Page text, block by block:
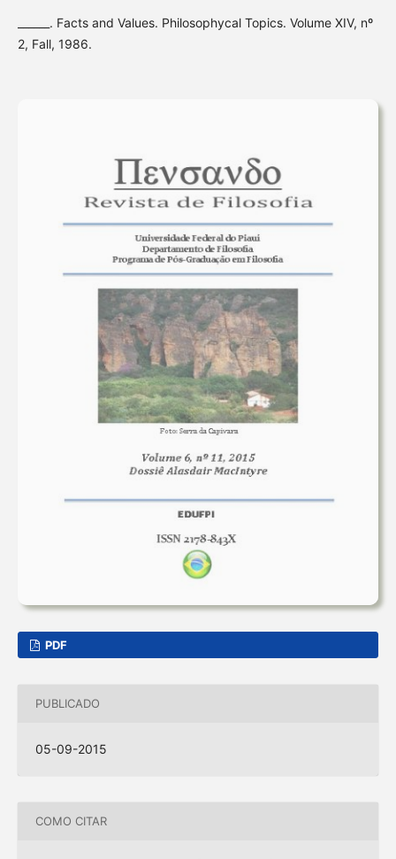
______. Facts and Values. Philosophycal Topics. Volume XIV, nº
2, Fall, 1986.
PDF
PUBLICADO
05-09-2015
COMO CITAR